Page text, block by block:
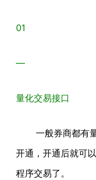
01
—
量化交易接口
一般券商都有量
开通，开通后就可
程序交易了。